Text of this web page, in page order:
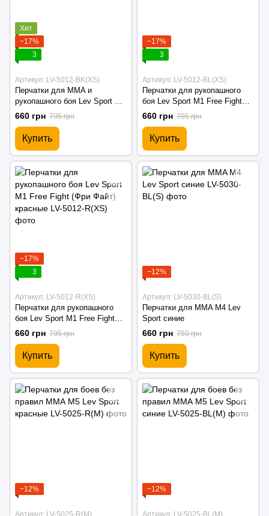
Хит
−17%
3
Артикул: LV-5012-BK(XS)
Перчатки для MMA и
рукопашного боя Lev Sport M1
черные
660 грн 795 грн
Купить
−17%
3
Артикул: LV-5012-BL(XS)
Перчатки для рукопашного
боя Lev Sport M1 Free Fight
(Фри Файт) синие
660 грн 795 грн
Купить
−17%
3
Артикул: LV-5012-R(XS)
Перчатки для рукопашного
боя Lev Sport M1 Free Fight
(Фри Файт) красные
660 грн 795 грн
Купить
−12%
Артикул: LV-5030-BL(S)
Перчатки для MMA М4 Lev
Sport синие
660 грн 750 грн
Купить
−12% −12%